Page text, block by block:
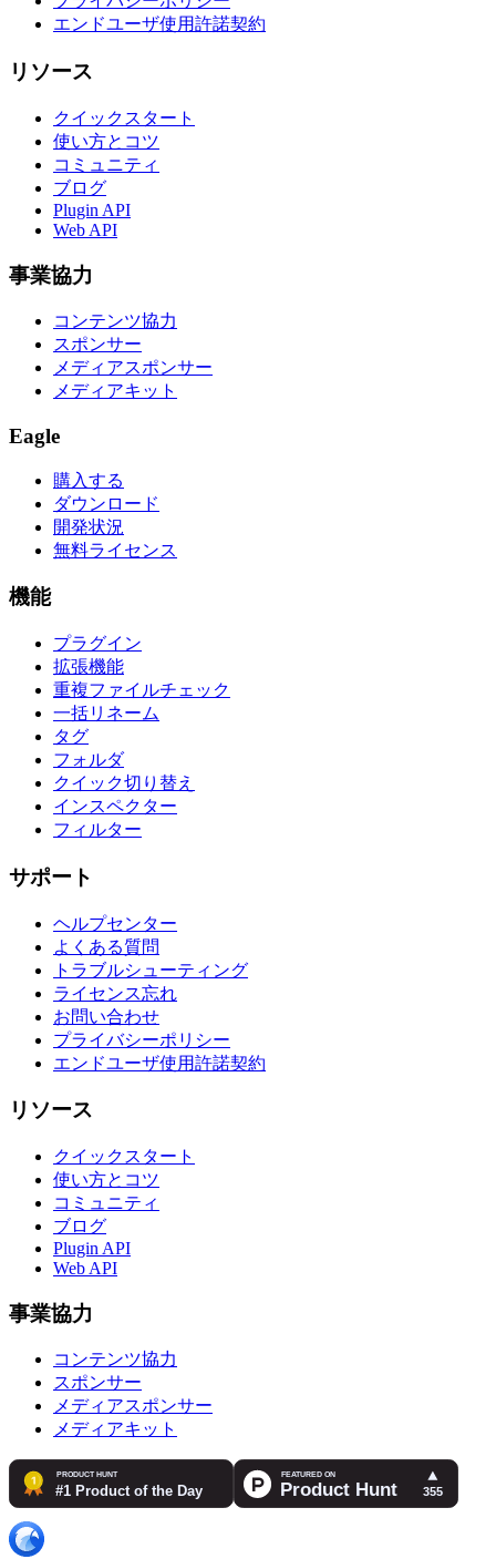
エンドユーザ使用許諾契約
リソース
クイックスタート
使い方とコツ
コミュニティ
ブログ
Plugin API
Web API
事業協力
コンテンツ協力
スポンサー
メディアスポンサー
メディアキット
Eagle
購入する
ダウンロード
開発状況
無料ライセンス
機能
プラグイン
拡張機能
重複ファイルチェック
一括リネーム
タグ
フォルダ
クイック切り替え
インスペクター
フィルター
サポート
ヘルプセンター
よくある質問
トラブルシューティング
ライセンス忘れ
お問い合わせ
プライバシーポリシー
エンドユーザ使用許諾契約
リソース
クイックスタート
使い方とコツ
コミュニティ
ブログ
Plugin API
Web API
事業協力
コンテンツ協力
スポンサー
メディアスポンサー
メディアキット